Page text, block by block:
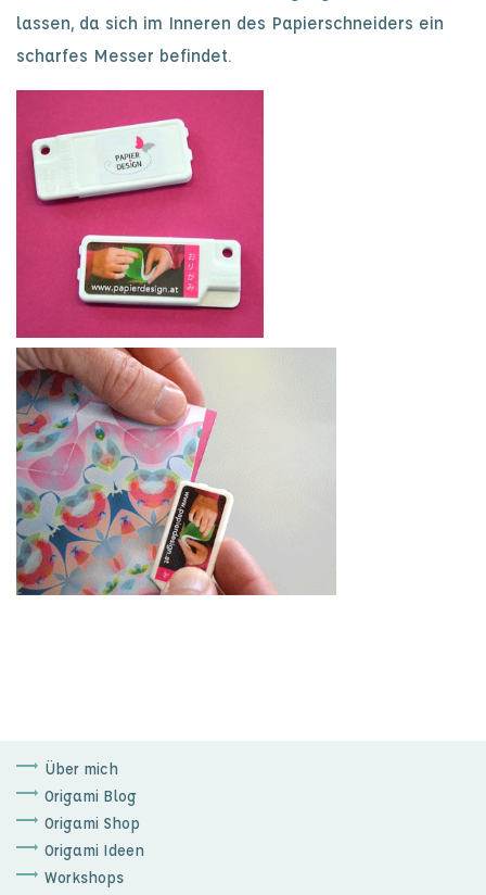
lassen, da sich im Inneren des Papierschneiders ein
scharfes Messer befindet.
Über mich
Origami Blog
Origami Shop
Origami Ideen
Workshops